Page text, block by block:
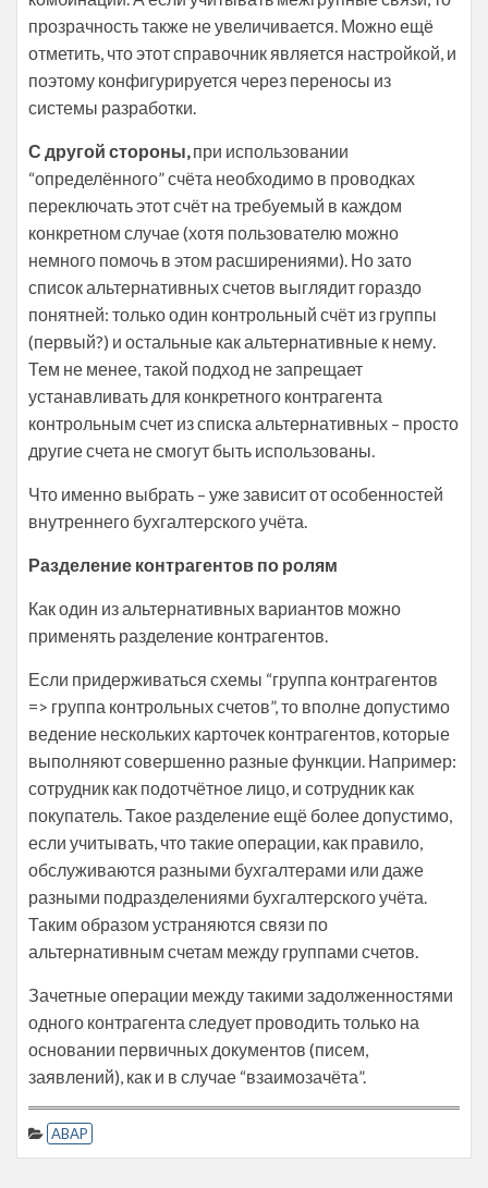
прозрачность также не увеличивается. Можно ещё
отметить, что этот справочник является настройкой, и
поэтому конфигурируется через переносы из
системы разработки.
С другой стороны,при использовании
“определённого” счёта необходимо в проводках
переключать этот счёт на требуемый в каждом
конкретном случае (хотя пользователю можно
немного помочь в этом расширениями). Но зато
список альтернативных счетов выглядит гораздо
понятней: только один контрольный счёт из группы
(первый?) и остальные как альтернативные к нему.
Тем не менее, такой подход не запрещает
устанавливать для конкретного контрагента
контрольным счет из списка альтернативных – просто
другие счета не смогут быть использованы.
Что именно выбрать – уже зависит от особенностей
внутреннего бухгалтерского учёта.
Разделение контрагентов по ролям
Как один из альтернативных вариантов можно
применять разделение контрагентов.
Если придерживаться схемы “группа контрагентов
=> группа контрольных счетов”, то вполне допустимо
ведение нескольких карточек контрагентов, которые
выполняют совершенно разные функции. Например:
сотрудник как подотчётное лицо, и сотрудник как
покупатель. Такое разделение ещё более допустимо,
если учитывать, что такие операции, как правило,
обслуживаются разными бухгалтерами или даже
разными подразделениями бухгалтерского учёта.
Таким образом устраняются связи по
альтернативным счетам между группами счетов.
Зачетные операции между такими задолженностями
одного контрагента следует проводить только на
основании первичных документов (писем,
заявлений), как и в случае “взаимозачёта”.
ABAP